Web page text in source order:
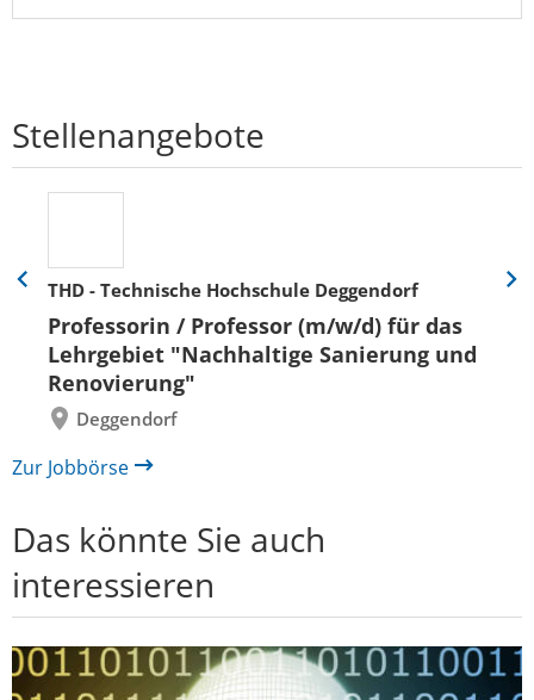
Stellenangebote
THD - Technische Hochschule Deggendorf
Professorin / Professor (m/w/d) für das
Lehrgebiet "Nachhaltige Sanierung und
Renovierung"
Deggendorf
Eine
zurück
Eine
Zur Jobbörse
Das könnte Sie auch
interessieren